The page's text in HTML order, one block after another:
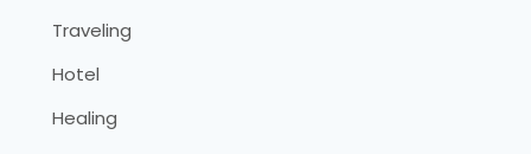
Traveling
Hotel
Healing